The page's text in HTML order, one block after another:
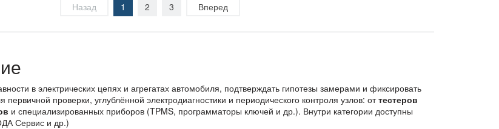
Назад 1 2 3 Вперед
в электрических цепях и агрегатах автомобиля, подтверждать гипотезы замерами и фиксировать
проверки, углублённой электродиагностики и периодического контроля узлов: оттестеров
и специализированных приборов (TPMS, программаторы ключей и др.). Внутри категории доступны
Сервис и др.)